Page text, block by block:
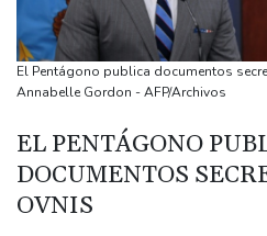
política en Venezuela
Infantino encuentra amparo en
El Real Madrid zanja las
Infantino bajo presión de la UEFA
Yan Diomandé, la nueva joya del
de dólares
El Pentágono publica documentos
Annabelle Gordon - AFP/Archivos
EL PENTÁGONO
DOCUMENTOS
OVNIS